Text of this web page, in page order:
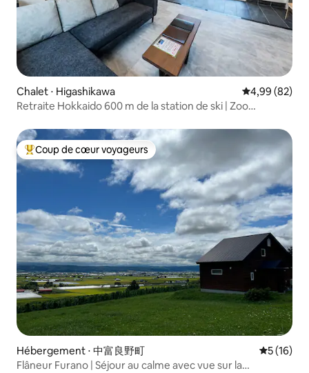
Chalet ⋅ Higashikawa Évaluation
4,99 (82)
Retraite Hokkaido 600 m de la station de ski | Zoo
Coups de cœur voyageurs les plus appréciés
Coup de cœur voyageurs
Hébergement ⋅ 中富良野町
5 (16)
Flâneur Furano | Séjour au calme avec vue sur la